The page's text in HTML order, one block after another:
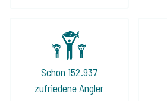
Schon 152.937
zufriedene Angler